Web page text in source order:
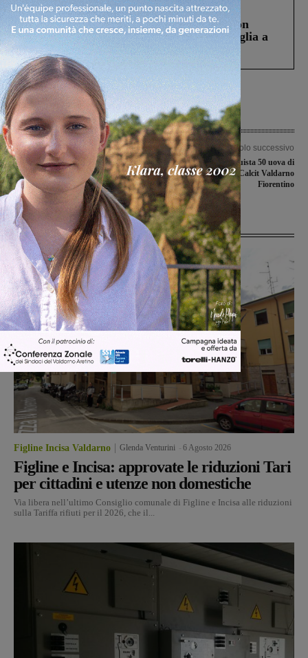
Cronaca 3 Agosto 2026
Scomparso da una struttura di Castiglion
Fiorentino l’uomo che aveva ucciso la figlia a
Levane nel 2020
Articolo precedente
Fiocco azzurro in casa di
Valdarnopost: è nato Damiano, il
secondogenito di Glenda Venturini
Articolo successivo
Il Comune acquista 50 uova di
Pasqua dal Calcit Valdarno
Fiorentino
Ultime Notizie
Figline Incisa Valdarno Glenda Venturini 6 Agosto 2026
Figline e Incisa: approvate le riduzioni Tari
per cittadini e utenze non domestiche
Via libera nell’ultimo Consiglio comunale di Figline e Incisa alle riduzioni
sulla Tariffa rifiuti per il 2026, che il...